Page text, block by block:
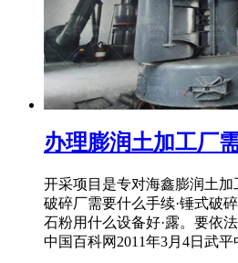
办理膨润土加工厂
开采项目是专对海鑫膨润土
破碎厂需要什么手续·锤式破
石粉用什么设备好·露。要依
中国百科网2011年3月4日武平